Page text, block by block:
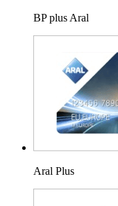
BP plus Aral
Aral Plus